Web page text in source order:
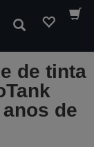
Pesquisar
de tinta
anos de